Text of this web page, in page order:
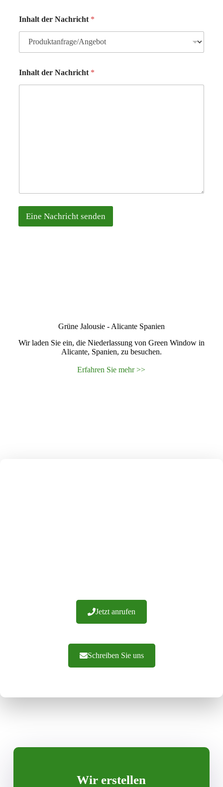
i
l
s
s
Inhalt der Nachricht *
Inhalt der Nachricht *
Eine Nachricht senden
Grüne Jalousie - Alicante Spanien
Wir laden Sie ein, die Niederlassung von Green Window in
Alicante, Spanien, zu besuchen.
Erfahren Sie mehr >>
Jetzt anrufen
Schreiben Sie uns
Wir erstellen